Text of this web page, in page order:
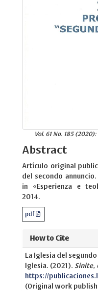
Vol. 61 No. 185
Abstract
Artículo original
del secondo annuncio.
in «Esperienza e
2014.
pdf
How to Cite
La Iglesia del
Iglesia. (2021). Sinite,
https://
(Original work